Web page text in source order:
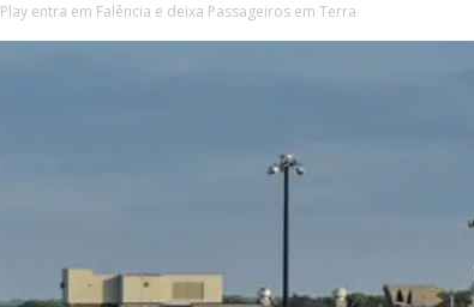
Play entra em Falência e deixa Passageiros em Terra